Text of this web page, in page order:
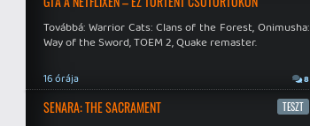
Továbbá: Warrior Cats: Clans of the Forest, Onimusha:
Way of the Sword, TOEM 2, Quake remaster.
16 órája 8
SENARA: THE SACRAMENT TESZT